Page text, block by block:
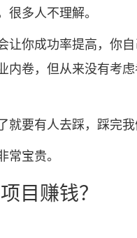
多人不理解。
你成功率提高，你自
内卷，但从来没有考
要有人去踩，踩完我
宝贵。
目赚钱？